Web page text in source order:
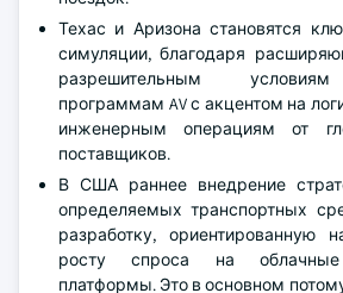
Техас и Аризона становятся
симуляции, благодаря
разрешительным условиям
программам AV с акцентом на
инженерным операциям от
поставщиков.
В США раннее внедрение
определяемых транспортных
разработку, ориентированную
росту спроса на облачные
платформы. Это в основном